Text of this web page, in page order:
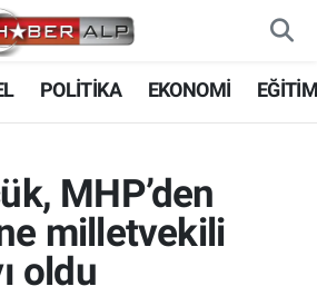
POLİTİKA EKONOMİ
MHP’den
milletvekili
oldu
Durumu ve Fikstür